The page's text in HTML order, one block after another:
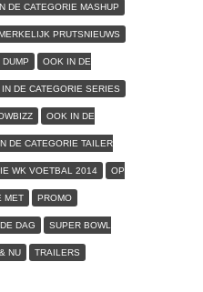
DE CATEGORIE MASHUP
PRUTSNIEUWS
OOK IN DE
DE CATEGORIE SERIES
OOK IN DE
DE CATEGORIE TAILER
WK VOETBAL 2014 OP
MET PROMO
DAG SUPER BOWL
NU TRAILERS